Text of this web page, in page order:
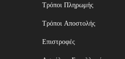
Τρόποι Πληρωμής
Τρόποι Αποστολής
Επιστροφές